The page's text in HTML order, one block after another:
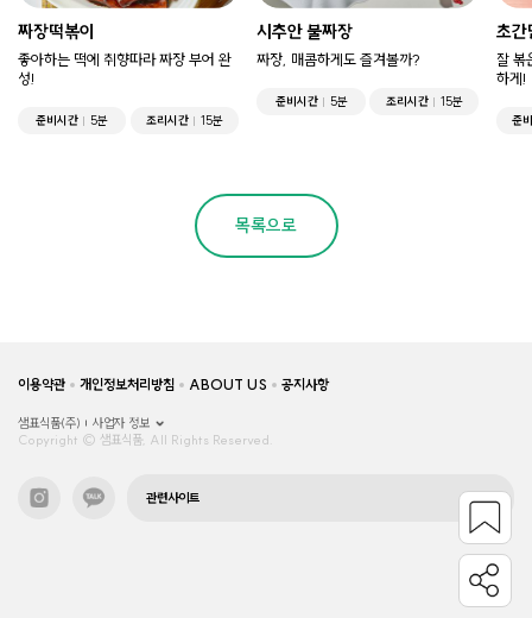
짜장떡볶이
좋아하는 떡에 취향따라 짜장 부어 완
성!
준비시간 5분 조리시간 15분
시추안 불짜장
짜장, 매콤하게도 즐겨볼까?
준비시간 5분 조리시간 15분
초간
잘 볶
하게!
준
목록으로
이용약관 개인정보처리방침 ABOUT US 공지사항
샘표식품(주)
사업자 정보
Copyright © 샘표식품, All Rights Reserved.
관련사이트